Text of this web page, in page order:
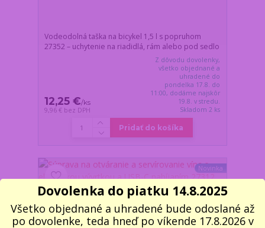
Vodeodolná taška na bicykel 1,5 l s popruhom
27352 – uchytenie na riadidlá, rám alebo pod sedlo
12,25 €/ks
9,96 € bez DPH
Z dôvodu dovolenky,
všetko objednané a
uhradené do
pondelka 17.8. do
11:00, dodáme najskôr
19.8. v stredu.
Skladom 2 ks
Pridať do košíka
Novinka
Dovolenka do piatku 14.8.2025
Všetko objednané a uhradené bude odoslané až
po dovolenke, teda hneď po víkende 17.8.2026 v